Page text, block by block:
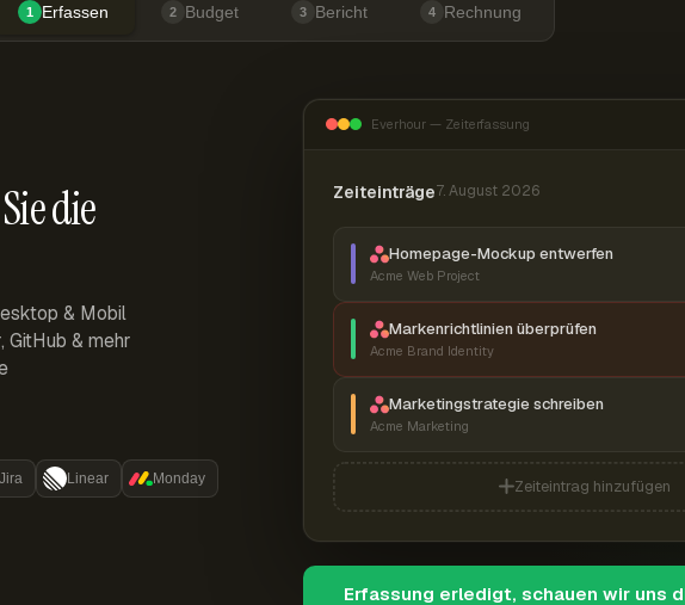
1 Erfassen 2 Budget 3 Bericht 4 Rechnung
die
& Mobil
GitHub & mehr
Jira Linear Monday
Everhour — Zeiterfassung
Zeiteinträge7. August 2026
Homepage-Mockup entwerfen
Acme Web Project
Markenrichtlinien überprüfen
Acme Brand Identity
Marketingstrategie schreiben
Acme Marketing
Zeiteintrag hinzufügen
Erfassung erledigt, schauen wir uns